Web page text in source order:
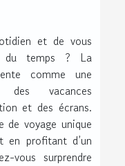
et de vous
du temps ? La
comme une
vacances
et des écrans.
de voyage unique
en profitant d’un
vous surprendre